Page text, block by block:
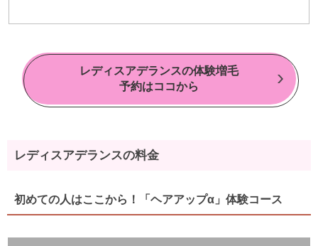
レディスアデランスの体験増毛
予約はココから
レディスアデランスの料金
初めての人はここから！「ヘアアップα」体験コース